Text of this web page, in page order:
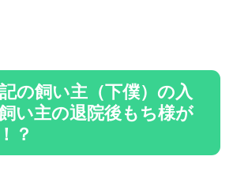
の飼い主（下僕）の入
い主の退院後もち様が
？